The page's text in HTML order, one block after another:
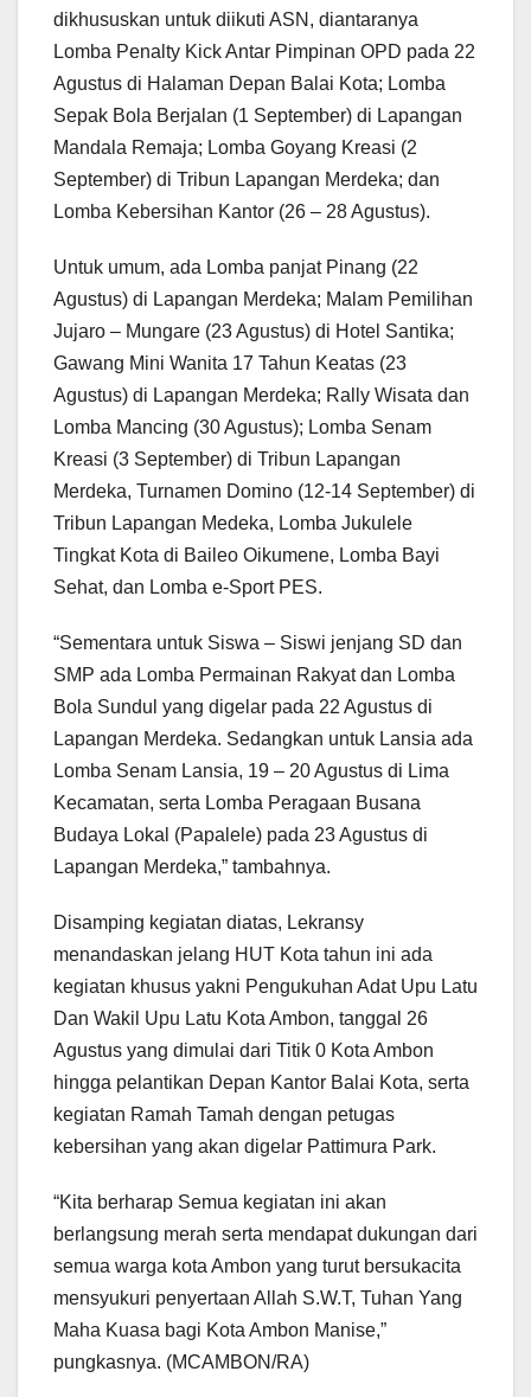
dikhususkan untuk diikuti ASN, diantaranya
Lomba Penalty Kick Antar Pimpinan OPD pada 22
Agustus di Halaman Depan Balai Kota; Lomba
Sepak Bola Berjalan (1 September) di Lapangan
Mandala Remaja; Lomba Goyang Kreasi (2
September) di Tribun Lapangan Merdeka; dan
Lomba Kebersihan Kantor (26 – 28 Agustus).
Untuk umum, ada Lomba panjat Pinang (22
Agustus) di Lapangan Merdeka; Malam Pemilihan
Jujaro – Mungare (23 Agustus) di Hotel Santika;
Gawang Mini Wanita 17 Tahun Keatas (23
Agustus) di Lapangan Merdeka; Rally Wisata dan
Lomba Mancing (30 Agustus); Lomba Senam
Kreasi (3 September) di Tribun Lapangan
Merdeka, Turnamen Domino (12-14 September) di
Tribun Lapangan Medeka, Lomba Jukulele
Tingkat Kota di Baileo Oikumene, Lomba Bayi
Sehat, dan Lomba e-Sport PES.
“Sementara untuk Siswa – Siswi jenjang SD dan
SMP ada Lomba Permainan Rakyat dan Lomba
Bola Sundul yang digelar pada 22 Agustus di
Lapangan Merdeka. Sedangkan untuk Lansia ada
Lomba Senam Lansia, 19 – 20 Agustus di Lima
Kecamatan, serta Lomba Peragaan Busana
Budaya Lokal (Papalele) pada 23 Agustus di
Lapangan Merdeka,” tambahnya.
Disamping kegiatan diatas, Lekransy
menandaskan jelang HUT Kota tahun ini ada
kegiatan khusus yakni Pengukuhan Adat Upu Latu
Dan Wakil Upu Latu Kota Ambon, tanggal 26
Agustus yang dimulai dari Titik 0 Kota Ambon
hingga pelantikan Depan Kantor Balai Kota, serta
kegiatan Ramah Tamah dengan petugas
kebersihan yang akan digelar Pattimura Park.
“Kita berharap Semua kegiatan ini akan
berlangsung merah serta mendapat dukungan dari
semua warga kota Ambon yang turut bersukacita
mensyukuri penyertaan Allah S.W.T, Tuhan Yang
Maha Kuasa bagi Kota Ambon Manise,”
pungkasnya. (MCAMBON/RA)